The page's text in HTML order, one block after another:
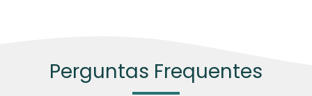
Perguntas Frequentes